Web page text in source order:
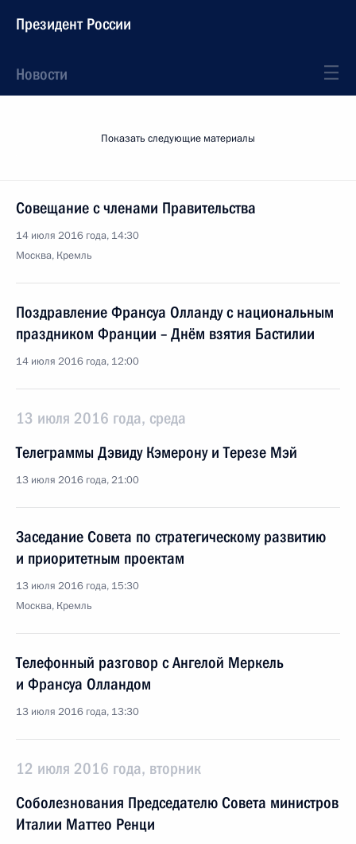
Президент России
Новости
Показать следующие материалы
Совещание с членами Правительства
14 июля 2016 года, 14:30
Москва, Кремль
Поздравление Франсуа Олланду с национальным
праздником Франции – Днём взятия Бастилии
14 июля 2016 года, 12:00
13 июля 2016 года, среда
Телеграммы Дэвиду Кэмерону и Терезе Мэй
13 июля 2016 года, 21:00
Заседание Совета по стратегическому развитию
и приоритетным проектам
13 июля 2016 года, 15:30
Москва, Кремль
Телефонный разговор с Ангелой Меркель
и Франсуа Олландом
13 июля 2016 года, 13:30
12 июля 2016 года, вторник
Соболезнования Председателю Совета министров
Италии Маттео Ренци